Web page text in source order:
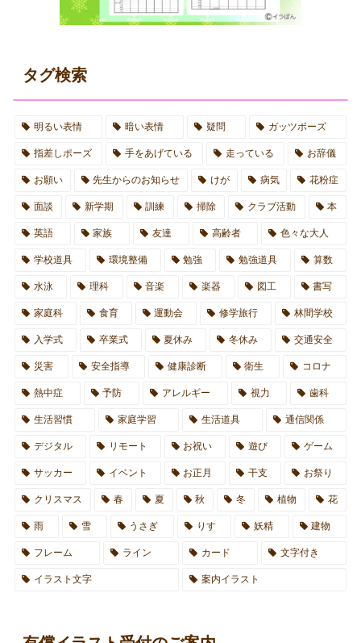
タグ検索
明るい表情 暗い表情 疑問 ガッツポーズ
指差しポーズ 手をあげている 走っている お辞儀
お願い 先生からのお知らせ けが 病気 花粉症
面談 新学期 訓練 掃除 クラブ活動 本
英語 家族 友達 高齢者 色々な大人
学校道具 環境整備 勉強 勉強道具 算数
水泳 理科 音楽 楽器 図工 書写
家庭科 食育 運動会 修学旅行 林間学校
入学式 卒業式 夏休み 冬休み 交通安全
災害 安全指導 健康診断 衛生 コロナ
熱中症 予防 アレルギー 視力 歯科
生活習慣 家庭学習 生活道具 通信関係
デジタル リモート お祝い 遊び ゲーム
サッカー イベント お正月 干支 お祭り
クリスマス 春 夏 秋 冬 植物 花
雨 雪 うさぎ りす 妖精 建物
フレーム ライン カード 文字付き
イラスト文字 案内イラスト